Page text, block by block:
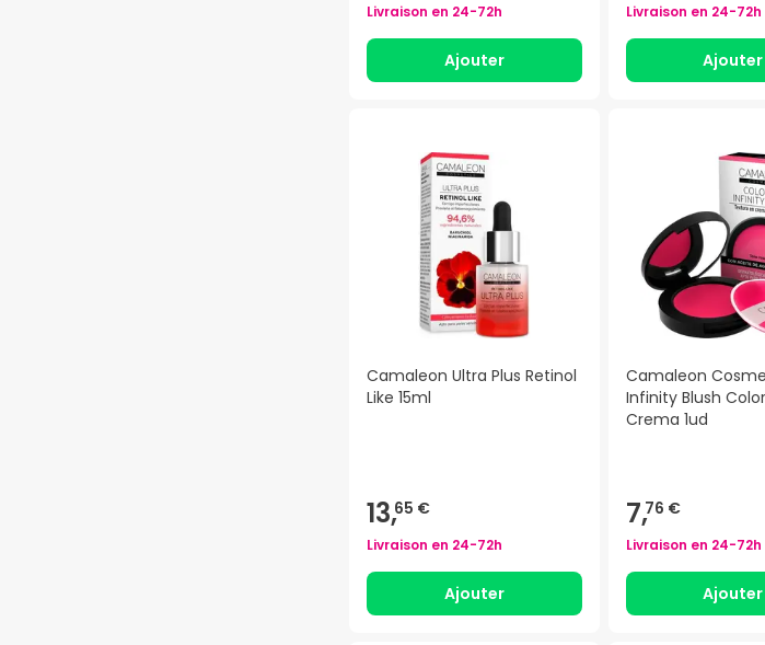
Livraison en 24-72h
Ajouter
Livraison en 24-72h
Ajouter
Camaleon Ultra Plus Retinol
Like 15ml
13,65 €
Livraison en 24-72h
Ajouter
Camaleon
Infinity Blush
Crema 1ud
7,76 €
Livraison en 24-72h
Ajouter